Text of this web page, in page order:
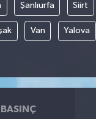
Şanlıurfa Siirt
Van Yalova
BASINÇ